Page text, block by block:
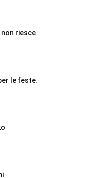
non riesce
le feste.